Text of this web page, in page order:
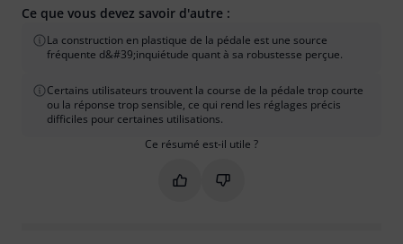
Ce que vous devez savoir d'autre :
La construction en plastique de la pédale est une source
fréquente d&#39;inquiétude quant à sa robustesse perçue.
Certains utilisateurs trouvent la course de la pédale trop courte
ou la réponse trop sensible, ce qui rend les réglages précis
difficiles pour certaines utilisations.
Ce résumé est-il utile ?
Marquer ce résumé comme utile
Marquer ce résumé comme